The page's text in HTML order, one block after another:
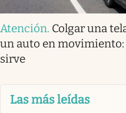
Atención. Colgar una
un auto en
sirve
Las más leídas